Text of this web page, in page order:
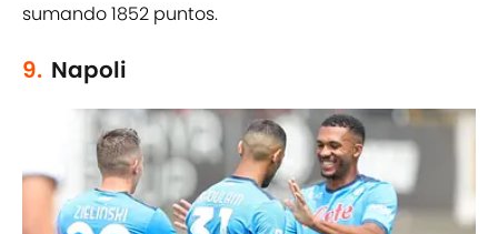
sumando 1852 puntos.
9. Napoli